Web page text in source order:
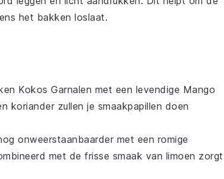
het bakken loslaat.
Kokos Garnalen met een levendige Mango
koriander zullen je smaakpapillen doen
onweerstaanbaarder met een romige
met de frisse smaak van limoen zorgt